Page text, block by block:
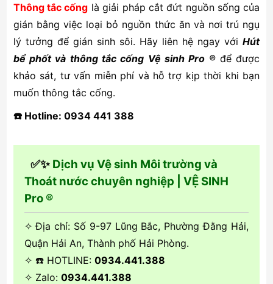
Thông tắc cống là giải pháp cắt đứt nguồn sống của
gián bằng việc loại bỏ nguồn thức ăn và nơi trú ngụ
lý tưởng để gián sinh sôi. Hãy liên hệ ngay vớiHút
bể phốt và thông tắc cống Vệ sinh Pro ®để được
khảo sát, tư vấn miễn phí và hỗ trợ kịp thời khi bạn
muốn thông tắc cống.
☎️ Hotline: 0934 441 388
✅✨ Dịch vụ Vệ sinh Môi trường và
Thoát nước chuyên nghiệp | VỆ SINH
Pro ®
✧ Địa chỉ: Số 9-97 Lũng Bắc, Phường Đằng Hải,
Quận Hải An, Thành phố Hải Phòng.
✧ ☎️ HOTLINE: 0934.441.388
✧ Zalo: 0934.441.388